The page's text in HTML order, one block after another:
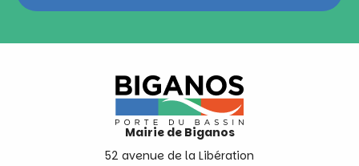
Mairie de Biganos
52 avenue de la Libération